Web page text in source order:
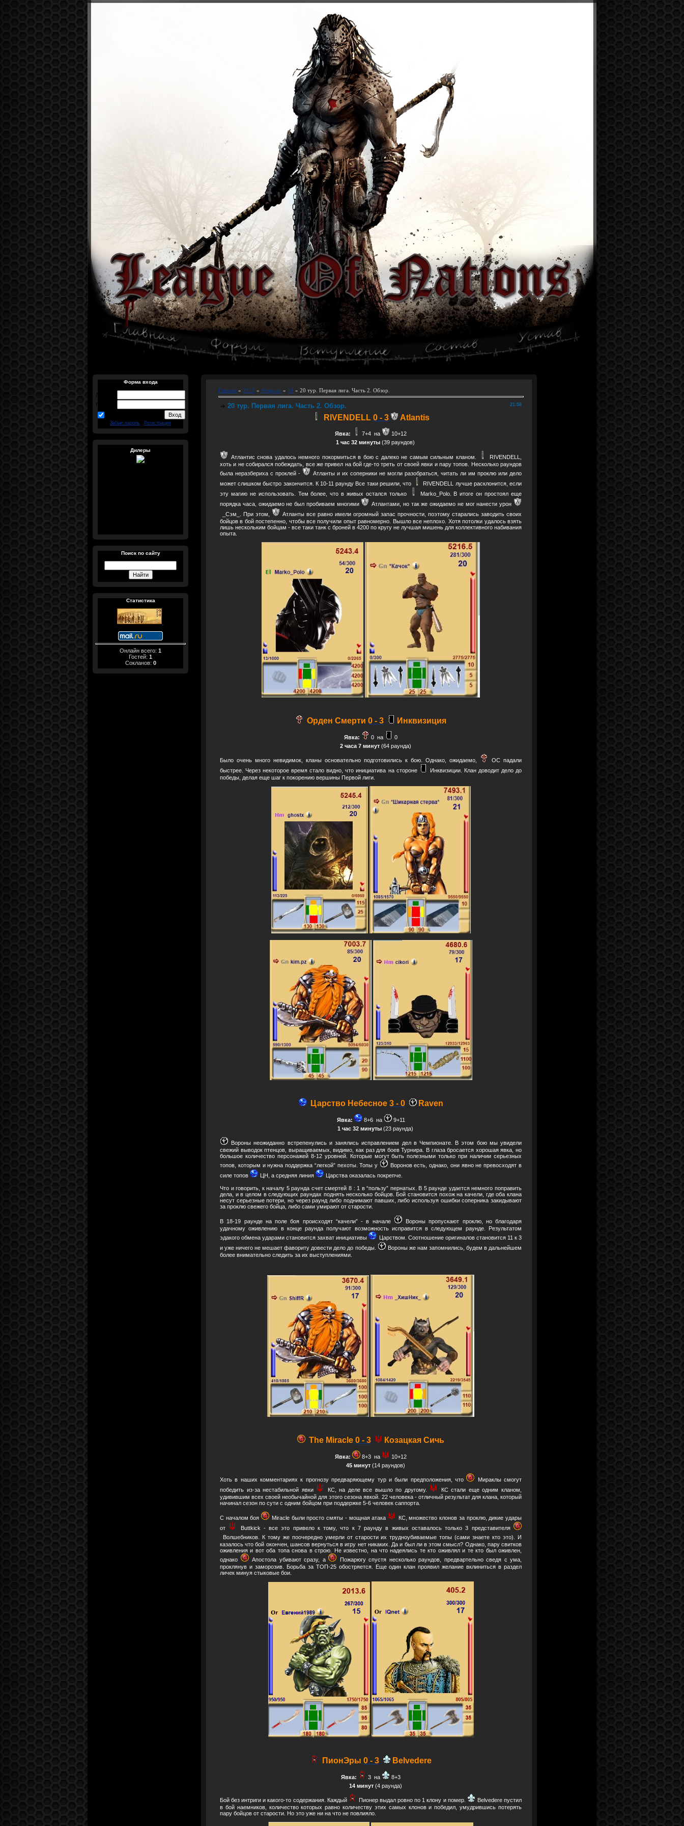
Форма входа
Логин:
Пароль:
Забыл пароль Регистрация
Дилеры
Поиск по сайту
Статистика
Онлайн всего: 1
Гостей: 1
Сокланов: 0
Главная » 2019 » Февраль » 14 » 20 тур. Первая лига. Часть 2. Обзор.
21:58
20 тур. Первая лига. Часть 2. Обзор.
RIVENDELL 0 - 3 Atlantis
Явка: 7+4 на
10+12
1 час 32 минуты (39 раундов)
Атлантис снова удалось немного покормиться в бою с далеко не самым сильным кланом.
RIVENDELL,
хоть и не собирался побеждать, все же привел на бой где-то треть от своей явки и пару топов. Несколько раундов
была неразбериха с проклей -
Атланты и их соперники не могли разобраться, читать ли им проклю или дело
может слишком быстро закончится. К 10-11 раунду Все таки решили, что
RIVENDELL лучше расклонится, если
эту магию не использовать. Тем более, что в живых остался только
Marko_Polo. В итоге он простоял еще
порядка часа, ожидаемо не был пробиваем многими
Атлантами, но так же ожидаемо не мог нанести урон
_Сэм_. При этом,
Атланты все равно имели огромный запас прочности, поэтому старались заводить своих
бойцов в бой постепенно, чтобы все получили опыт равномерно. Вышло все неплохо. Хотя потолки удалось взять
лишь нескольким бойцам - все таки танк с броней в 4200 по кругу не лучшая мишень для коллективного набивания
опыта.
Орден Смерти 0 - 3 Инквизиция
Явка: 0 на
0
2 часа 7 минут(64 раунда)
Было очень много невидимок, кланы основательно подготовились к бою. Однако, ожидаемо,
ОС падали
быстрее. Через некоторое время стало видно, что инициатива на стороне
Инквизиции. Клан доводит дело до
победы, делая еще шаг к покорению вершины Первой лиги.
Царство Небесное 3 - 0 Raven
Явка: 8+6 на
9+11
1 час 32 минуты (23 раунда)
Вороны неожиданно встрепенулись и занялись исправлением дел в Чемпионате. В этом бою мы увидели
свежий выводок птенцов, выращиваемых, видимо, как раз для боев Турнира. В глаза бросается хорошая явка, но
большое количество персонажей 8-12 уровней. Которые могут быть полезными только при наличии серьезных
топов, которым и нужна поддержка “легкой” пехоты. Топы у
Воронов есть, однако, они явно не превосходят в
силе топов
ЦН, а средняя линия Царства оказалась покрепче.
Что и говорить, к началу 5 раунда счет смертей 8 : 1 в “пользу” пернатых. В 5 раунде удается немного поправить
дела, и в целом в следующих раундах поднять несколько бойцов. Бой становится похож на качели, где оба клана
несут серьезные потери, но через раунд либо поднимают павших, либо используя ошибки соперника закидывают
за проклю свежего бойца, либо сами умирают от старости.
В 18-19 раунде на поле боя происходят “качели” - в начале
Вороны пропускают проклю, но благодаря
удачному оживлению в конце раунда получают возможность исправится в следующем раунде. Результатом
эдакого обмена ударами становится захват инициативы
Царством. Соотношение оригиналов становится 11 к 3
и уже ничего не мешает фавориту довести дело до победы.
Вороны же нам запомнились, будем в дальнейшем
более внимательно следить за их выступлениями.
The Miracle 0 - 3 Козацкая Сичь
Явка: 8+3 на
10+12
45 минут(14 раундов)
Хоть в наших комментариях к прогнозу предваряющему тур и были предположения, что
Мираклы смогут
победить из-за нестабильной явки
КС, на деле все вышло по другому.
КС стали еще одним кланом,
удивившим всех своей необычайной для этого сезона явкой. 22 человека - отличный результат для клана, который
начинал сезон по сути с одним бойцом при поддержке 5-6 человек саппорта.
С началом боя Miracle были просто смяты - мощная атака
КС, множество клонов за проклю, дикие удары
от
Buttkick - все это привело к тому, что к 7 раунду в живых оставалось только 3 представителя
Волшебников. К тому же поочередно умерли от старости их трудноубиваемые топы (сами знаете кто это). И
казалось что бой окончен, шансов вернуться в игру нет никаких. Да и был ли в этом смысл? Однако, пару свитков
оживления и вот оба топа снова в строю. Не известно, на что надеялись те кто оживлял и те кто был оживлен,
однако
Апостола убивают сразу, а
Пожарюгу спустя несколько раундов, предвартельно сведя с ума,
проклянув и заморозив. Борьба за ТОП-25 обостряется. Еще один клан проявил желание вклиниться в раздел
личек минуя стыковые бои.
ПионЭры 0 - 3 Belvedere
Явка: 3 на
8+3
14 минут(4 раунда)
Бой без интриги и какого-то содержания. Каждый Пионер выдал ровно по 1 клону и помер.
Belvedere пустил
в бой наемников, количество которых равно количеству этих самых клонов и победил, умудрившись потерять
пару бойцов от старости. Но это уже ни на что не повлияло.